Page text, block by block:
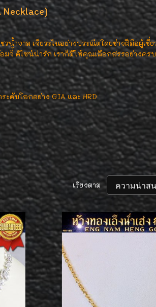
Necklace)
ำงาม เจียระไนอย่างประณีตโดยช่างฝีมือผู้เชี่
จี้ ดีไซน์น่ารัก เราก็มีให้คุณเลือกสรรอย่างคร
ดับโลกอย่าง GIA และ HRD
เรียงตาม